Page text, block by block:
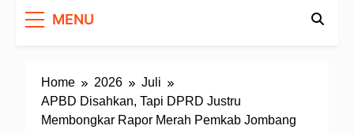
MENU
Home 2026
Juli
APBD Disahkan, Tapi DPRD Justru
Membongkar Rapor Merah Pemkab Jombang